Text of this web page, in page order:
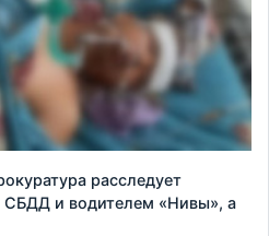
расследует
СБДД и водителем «Нивы», а